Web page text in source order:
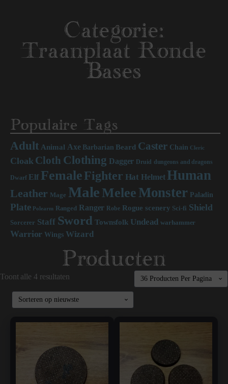
Categorie:
Traanplaat Ronde
Bases
Populaire Tags
Adult Animal Axe Barbarian Beard Caster Chain Cleric
Cloak Cloth Clothing Dagger Druid dungeons and dragons
Dwarf Elf FemaleFighter Hat Helmet Human
Leather Mage MaleMeleeMonster Paladin
Plate Polearm Ranged Ranger Robe Rogue scenery Sci-fi Shield
Sorcerer Staff Sword Townsfolk Undead warhammer
Warrior Wings Wizard
Producten
Toont alle 4 resultaten